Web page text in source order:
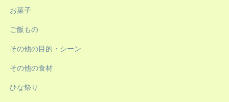
お菓子
ご飯もの
その他の目的・シーン
その他の食材
ひな祭り